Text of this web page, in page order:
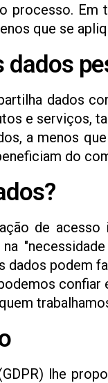
processo.
que se
dados
e serviços,
a menos
do
de
podem
lhe